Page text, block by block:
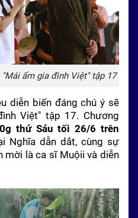
ấm gia đình Việt" tập 17
diễn biến đáng chú ý sẽ
Việt" tập 17. Chương
thứ Sáu tối 26/6 trên
Nghĩa dẫn dắt, cùng sự
mời là ca sĩ Muộii và diễn